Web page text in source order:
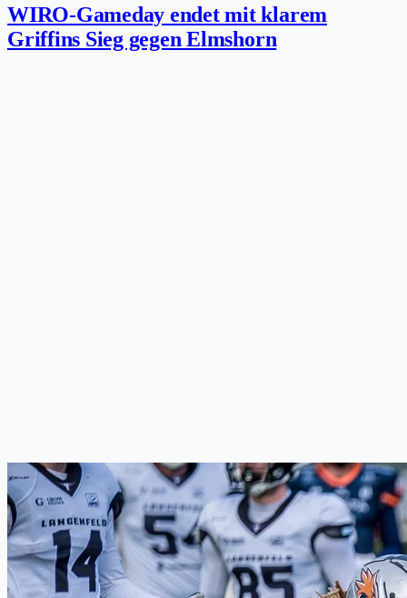
WIRO-Gameday endet mit klarem
Griffins Sieg gegen Elmshorn